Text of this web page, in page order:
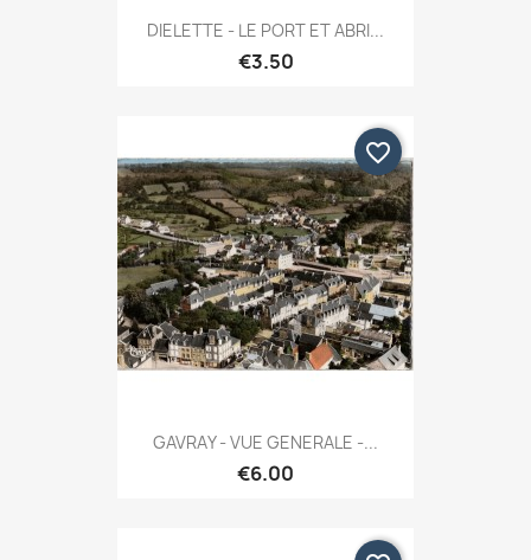
DIELETTE - LE PORT ET ABRI...
€3.50
GAVRAY - VUE GENERALE -...
€6.00
favorite_border